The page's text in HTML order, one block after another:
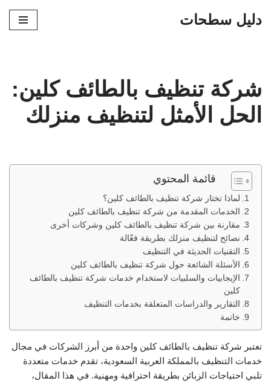
دليل سطحات
شركة تنظيف بالطائف كلين:
الحل الأمثل لتنظيف منزلك
قائمة المحتوي
لماذا تختار شركة تنظيف بالطائف كلين؟
الخدمات المقدمة من شركة تنظيف بالطائف كلين
مقارنة بين شركة تنظيف بالطائف كلين وشركات أخرى
نصائح لتنظيف منزلك بطريقة فعّالة
التقنيات الحديثة في التنظيف
الأسئلة الشائعة حول شركة تنظيف بالطائف كلين
الإيجابيات والسلبيات لاستخدام خدمات شركة تنظيف بالطائف
كلين
التقارير والدراسات المتعلقة بخدمات التنظيف
خاتمة
تعتبر شركة تنظيف بالطائف كلين واحدة من أبرز الشركات في مجال
خدمات التنظيف بالمملكة العربية السعودية، تقدم خدمات متعددة
تلبي احتياجات الزبائن بطريقة احترافية ومهنية. في هذا المقال،